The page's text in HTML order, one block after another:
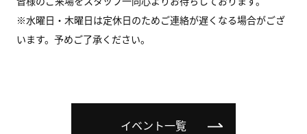
※水曜日・木曜日は定休日のためご連絡が遅くなる場合がござ
います。予めご了承ください。
イベント一覧